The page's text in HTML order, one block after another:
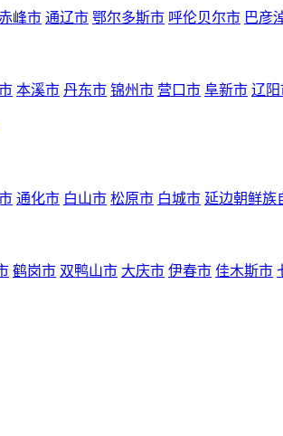
峰市 通辽市 鄂尔多斯市 呼伦贝尔市 巴彦
本溪市 丹东市 锦州市 营口市 阜新市 辽阳
通化市 白山市 松原市 白城市 延边朝鲜族
鹤岗市 双鸭山市 大庆市 伊春市 佳木斯市